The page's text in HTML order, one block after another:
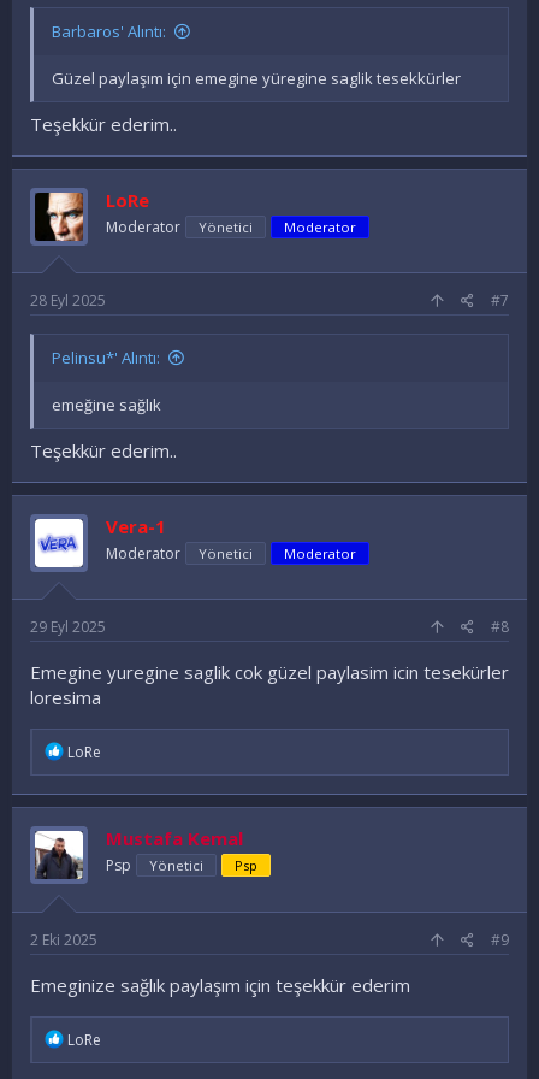
Barbaros' Alıntı:
Güzel paylaşım için emegine yüregine saglik tesekkürler
Teşekkür ederim..
LoRe
Moderator Yönetici Moderator
28 Eyl 2025 #7
Pelinsu*' Alıntı:
emeğine sağlık
Teşekkür ederim..
Vera-1
Moderator Yönetici Moderator
29 Eyl 2025 #8
Emegine yuregine saglik cok güzel paylasim icin tesekürler
loresima
İ
d
e
e
r
:
LoRe
Mustafa Kemal
Psp Yönetici Psp
2 Eki 2025 #9
Emeginize sağlık paylaşım için teşekkür ederim
İLoRe